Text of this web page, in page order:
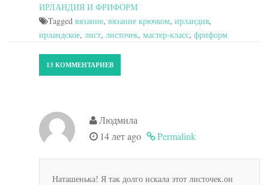
ИРЛАНДИЯ И ФРИФОРМ
Tagged вязание, вязание крючком, ирландия,
ирландское, лист, листочек, мастер-класс, фриформ
13 КОММЕНТАРИЕВ
Людмила
14 лет ago
Permalink
Наташенька! Я так долго искала этот листочек.он